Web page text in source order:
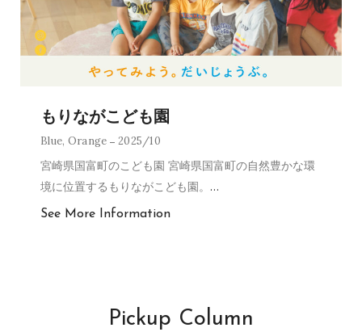
もりながこども園
Blue, Orange 2025/10
宮崎県国富町のこども園 宮崎県国富町の自然豊かな環
境に位置するもりながこども園。 …
See More Information
Pickup Column